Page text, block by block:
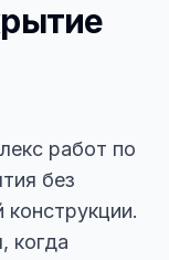
работ по
без
когда